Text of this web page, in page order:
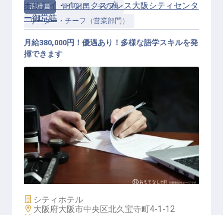
正社員
管理部門・その他
リーダー・チーフ（営業部門）
リーダー・チーフ（営業部門） / 正
社員
ホリデイ・インエクスプレス大阪シティセンタ
ー御堂筋
月給380,000円！優遇あり！多様な語学スキルを発
揮できます
施設業態
シティホテル
勤務地
大阪府大阪市中央区北久宝寺町4-1-12